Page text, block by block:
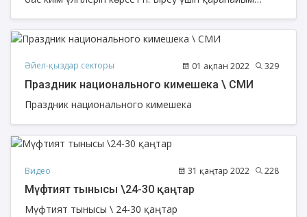
бар. Сондықтан бірінші ақпанда дүниежүзі болып атап
өтетін орамал күніне арнап танымдық кеш
ұйымдастырды. Алдымен кимешек киген апалардың
әрі сәнді етіп тағудың үлгілері көрсетілді. Тақырып
аясында қатысушылар монолог оқып, көрініс қойды.
Әйел-қыздар секторы 01 ақпан 2022 329
Праздник национального кимешека \ СМИ
Праздник национального кимешека
Видео 31 қаңтар 2022 228
Мүфтият тынысы \24-30 қаңтар
Мүфтият тынысы \ 24-30 қаңтар